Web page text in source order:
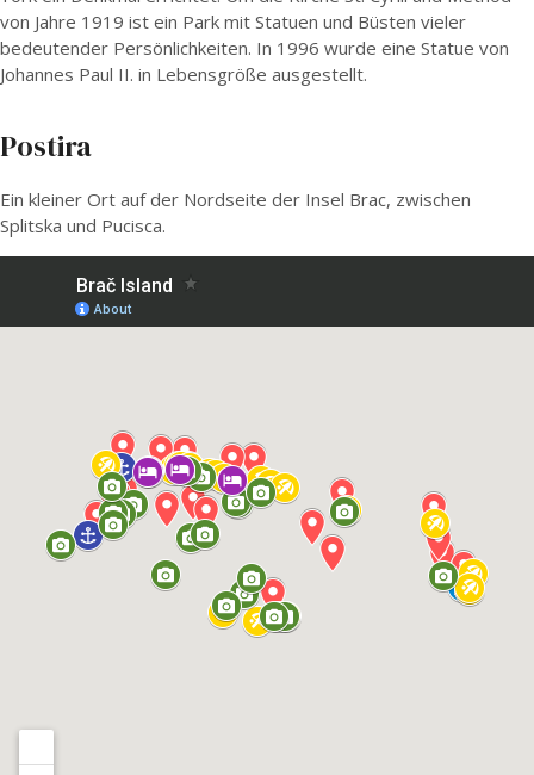
von Jahre 1919 ist ein Park mit Statuen und Büsten vieler
bedeutender Persönlichkeiten. In 1996 wurde eine Statue von
Johannes Paul II. in Lebensgröße ausgestellt.
Postira
Ein kleiner Ort auf der Nordseite der Insel Brac, zwischen
Splitska und Pucisca.